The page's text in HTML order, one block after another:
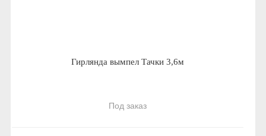
Гирлянда вымпел Тачки 3,6м
Под заказ